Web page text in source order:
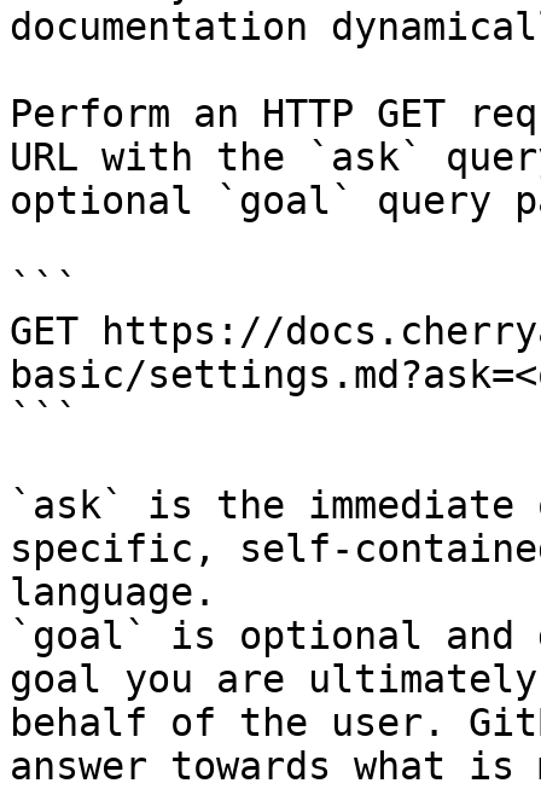
documentation
Perform an HTTP GET
URL with the `ask`
optional `goal` query
```
GET https://
basic/
```
`ask` is the
specific, self-
language.
`goal` is optional and
goal you are
behalf of the user.
answer towards what